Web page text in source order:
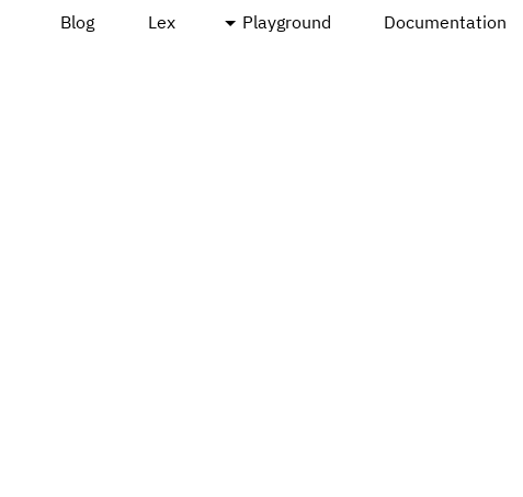
Blog Lex Playground Documentation